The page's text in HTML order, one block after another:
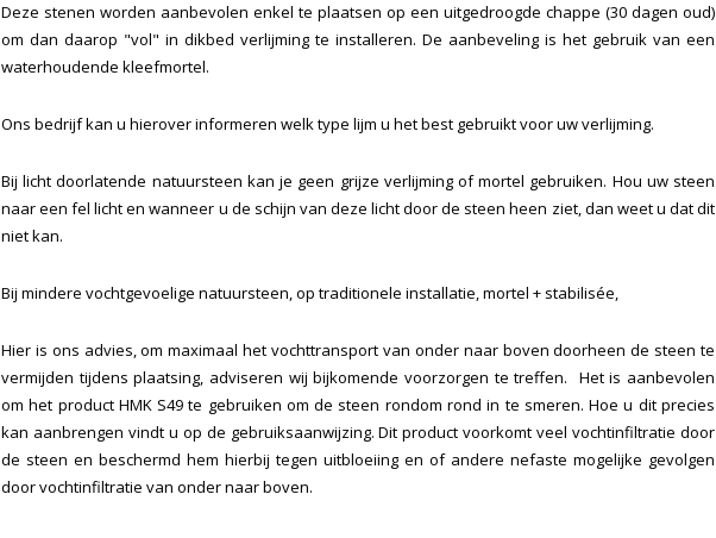
Deze stenen worden aanbevolen enkel te plaatsen op een uitgedroogde chappe (30 dagen oud)
om dan daarop "vol" in dikbed verlijming te installeren. De aanbeveling is het gebruik van een
waterhoudende kleefmortel.
Ons bedrijf kan u hierover informeren welk type lijm u het best gebruikt voor uw verlijming.
Bij licht doorlatende natuursteen kan je geen grijze verlijming of mortel gebruiken. Hou uw steen
naar een fel licht en wanneer u de schijn van deze licht door de steen heen ziet, dan weet u dat dit
niet kan.
Bij mindere vochtgevoelige natuursteen, op traditionele installatie, mortel + stabilisée,
Hier is ons advies, om maximaal het vochttransport van onder naar boven doorheen de steen te
vermijden tijdens plaatsing, adviseren wij bijkomende voorzorgen te treffen. Het is aanbevolen
om het product HMK S49 te gebruiken om de steen rondom rond in te smeren. Hoe u dit precies
kan aanbrengen vindt u op de gebruiksaanwijzing. Dit product voorkomt veel vochtinfiltratie door
de steen en beschermd hem hierbij tegen uitbloeiing en of andere nefaste mogelijke gevolgen
door vochtinfiltratie van onder naar boven.